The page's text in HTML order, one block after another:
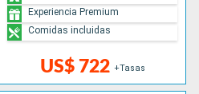
US$ 722 +Tasas
Experiencia Premium
Comidas incluidas